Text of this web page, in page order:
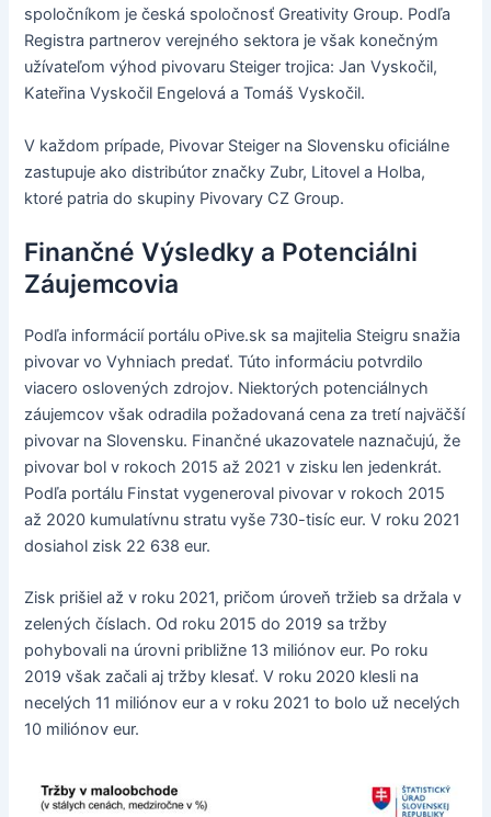
spoločníkom je česká spoločnosť Greativity Group. Podľa
Registra partnerov verejného sektora je však konečným
užívateľom výhod pivovaru Steiger trojica: Jan Vyskočil,
Kateřina Vyskočil Engelová a Tomáš Vyskočil.
V každom prípade, Pivovar Steiger na Slovensku oficiálne
zastupuje ako distribútor značky Zubr, Litovel a Holba,
ktoré patria do skupiny Pivovary CZ Group.
Finančné Výsledky a Potenciálni
Záujemcovia
Podľa informácií portálu oPive.sk sa majitelia Steigru snažia
pivovar vo Vyhniach predať. Túto informáciu potvrdilo
viacero oslovených zdrojov. Niektorých potenciálnych
záujemcov však odradila požadovaná cena za tretí najväčší
pivovar na Slovensku. Finančné ukazovatele naznačujú, že
pivovar bol v rokoch 2015 až 2021 v zisku len jedenkrát.
Podľa portálu Finstat vygeneroval pivovar v rokoch 2015
až 2020 kumulatívnu stratu vyše 730-tisíc eur. V roku 2021
dosiahol zisk 22 638 eur.
Zisk prišiel až v roku 2021, pričom úroveň tržieb sa držala v
zelených číslach. Od roku 2015 do 2019 sa tržby
pohybovali na úrovni približne 13 miliónov eur. Po roku
2019 však začali aj tržby klesať. V roku 2020 klesli na
necelých 11 miliónov eur a v roku 2021 to bolo už necelých
10 miliónov eur.